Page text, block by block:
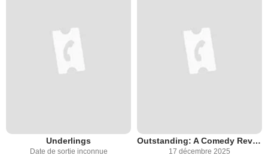
Underlings
Date de sortie inconnue
Outstanding: A Comedy Revolution
17 décembre 2025